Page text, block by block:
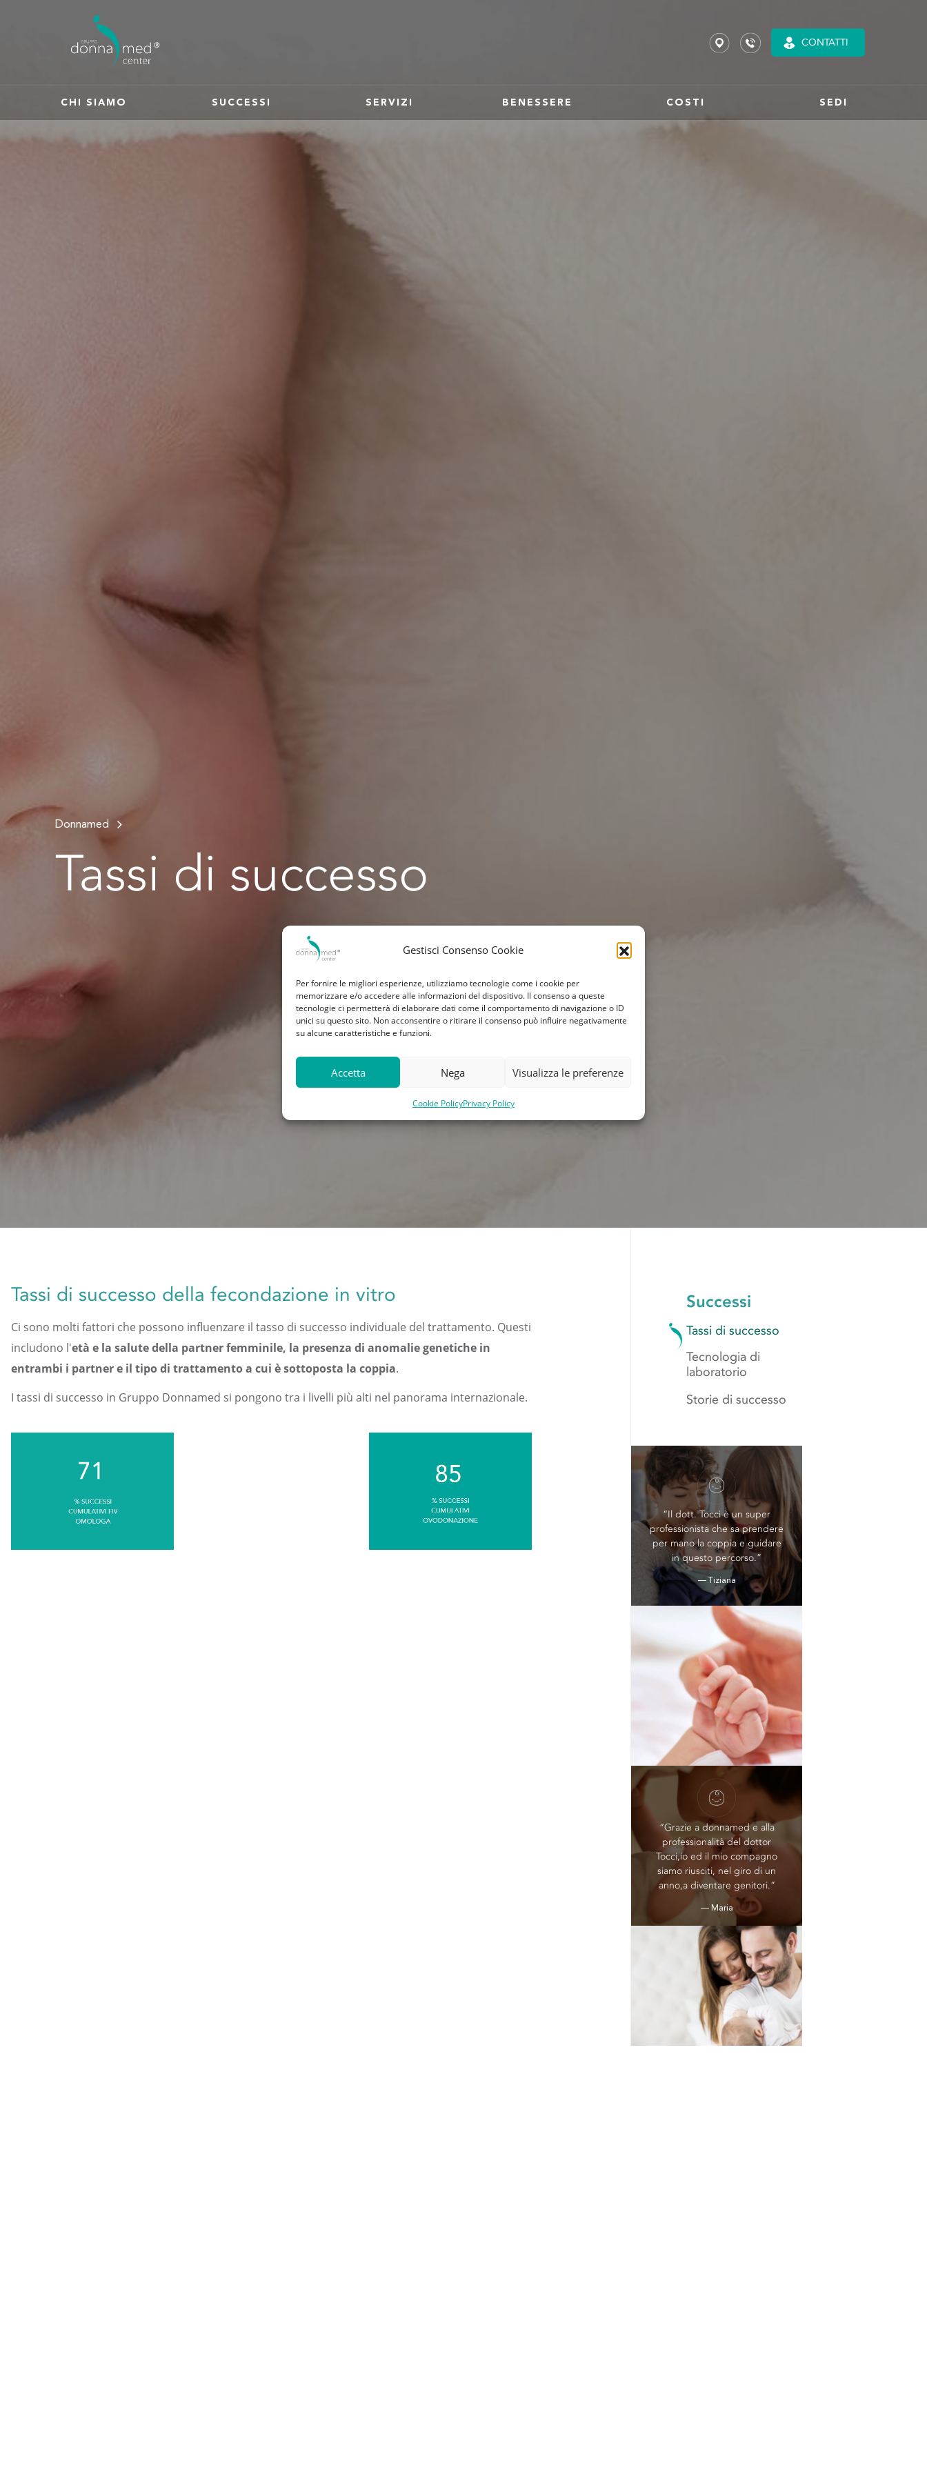
Gestisci Consenso Cookie
Per fornire le migliori esperienze, utilizziamo tecnologie come i cookie per
memorizzare e/o accedere alle informazioni del dispositivo. Il consenso a queste
tecnologie ci permetterà di elaborare dati come il comportamento di navigazione o ID
unici su questo sito. Non acconsentire o ritirare il consenso può influire negativamente
su alcune caratteristiche e funzioni.
Accetta Nega Visualizza le preferenze
Cookie PolicyPrivacy Policy
CONTATTI
CHI SIAMO SUCCESSI SERVIZI BENESSERE COSTI SEDI
Donnamed
Tassi di successo
Tassi di successo della fecondazione in vitro
Ci sono molti fattori che possono influenzare il tasso di successo individuale del trattamento. Questi
includono l'età e la salute della partner femminile, la presenza di anomalie genetiche in
entrambi i partner e il tipo di trattamento a cui è sottoposta la coppia.
I tassi di successo in Gruppo Donnamed si pongono tra i livelli più alti nel panorama internazionale.
Successi
Tassi di successo
Tecnologia di
laboratorio
Storie di successo
“Il dott. Tocci è un super
professionista che sa prendere
per mano la coppia e guidare
in questo percorso.”
— Tiziana
“Grazie a donnamed e alla
professionalità del dottor
Tocci,io ed il mio compagno
siamo riusciti, nel giro di un
anno,a diventare genitori.”
— Maria